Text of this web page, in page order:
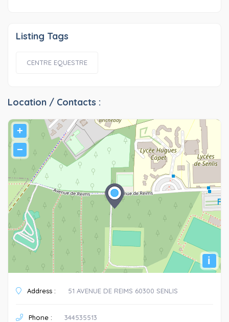
Listing Tags
CENTRE EQUESTRE
Location / Contacts :
+
−
i
Address : 51 AVENUE DE REIMS 60300 SENLIS
Phone : 344535513